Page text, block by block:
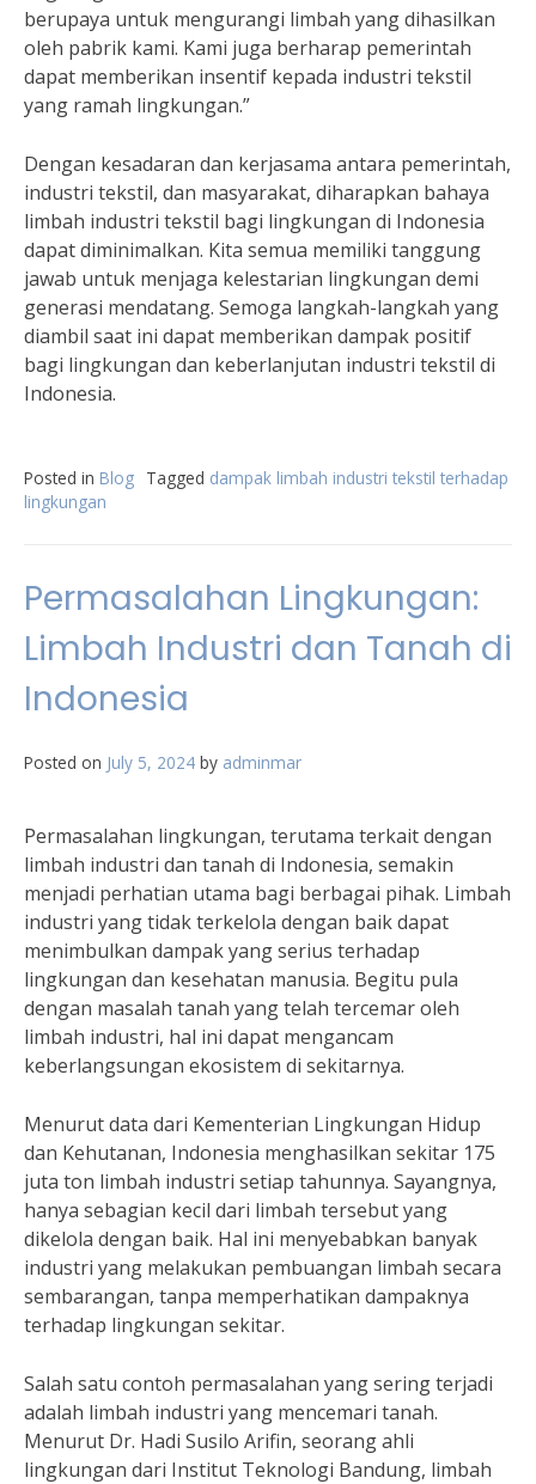
berupaya untuk mengurangi limbah yang dihasilkan
oleh pabrik kami. Kami juga berharap pemerintah
dapat memberikan insentif kepada industri tekstil
yang ramah lingkungan.”
Dengan kesadaran dan kerjasama antara pemerintah,
industri tekstil, dan masyarakat, diharapkan bahaya
limbah industri tekstil bagi lingkungan di Indonesia
dapat diminimalkan. Kita semua memiliki tanggung
jawab untuk menjaga kelestarian lingkungan demi
generasi mendatang. Semoga langkah-langkah yang
diambil saat ini dapat memberikan dampak positif
bagi lingkungan dan keberlanjutan industri tekstil di
Indonesia.
Posted in Blog Tagged dampak limbah industri tekstil terhadap
lingkungan
Permasalahan Lingkungan:
Limbah Industri dan Tanah di
Indonesia
Posted on July 5, 2024 by adminmar
Permasalahan lingkungan, terutama terkait dengan
limbah industri dan tanah di Indonesia, semakin
menjadi perhatian utama bagi berbagai pihak. Limbah
industri yang tidak terkelola dengan baik dapat
menimbulkan dampak yang serius terhadap
lingkungan dan kesehatan manusia. Begitu pula
dengan masalah tanah yang telah tercemar oleh
limbah industri, hal ini dapat mengancam
keberlangsungan ekosistem di sekitarnya.
Menurut data dari Kementerian Lingkungan Hidup
dan Kehutanan, Indonesia menghasilkan sekitar 175
juta ton limbah industri setiap tahunnya. Sayangnya,
hanya sebagian kecil dari limbah tersebut yang
dikelola dengan baik. Hal ini menyebabkan banyak
industri yang melakukan pembuangan limbah secara
sembarangan, tanpa memperhatikan dampaknya
terhadap lingkungan sekitar.
Salah satu contoh permasalahan yang sering terjadi
adalah limbah industri yang mencemari tanah.
Menurut Dr. Hadi Susilo Arifin, seorang ahli
lingkungan dari Institut Teknologi Bandung, limbah